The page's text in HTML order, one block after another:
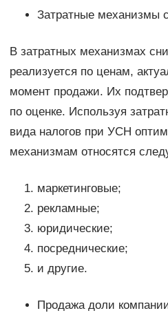
Затратные механизмы
В затратных механизмах
реализуется по ценам,
момент продажи. Их
по оценке. Используя
вида налогов при УСН
механизмам относятся
маркетинговые;
рекламные;
юридические;
посреднические;
и другие.
Продажа доли